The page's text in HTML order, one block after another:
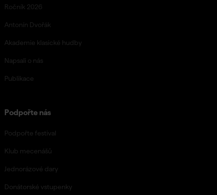
Ročník 2026
Antonín Dvořák
Akademie klasické hudby
Napsali o nás
Publikace
Podpořte nás
Podpořte festival
Klub mecenášů
Jednorázové dary
Donátorské vstupenky